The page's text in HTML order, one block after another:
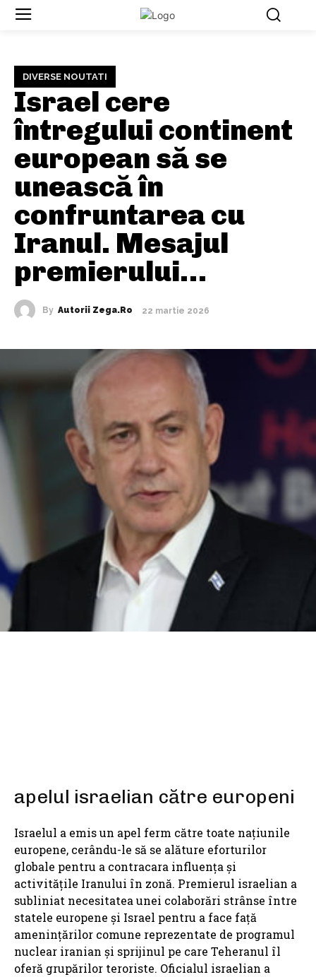
DIVERSE NOUTATI
Israel cere
întregului continent
european să se
unească în
confruntarea cu
Iranul. Mesajul
premierului…
By Autorii Zega.ro 22 martie 2026
apelul israelian către europeni
Israelul a emis un apel ferm către toate națiunile
europene, cerându-le să se alăture eforturilor
globale pentru a contracara influența și
activitățile Iranului în zonă. Premierul israelian a
subliniat necesitatea unei colaborări strânse între
statele europene și Israel pentru a face față
amenințărilor comune reprezentate de programul
nuclear iranian și sprijinul pe care Teheranul îl
oferă grupărilor teroriste. Oficialul israelian a